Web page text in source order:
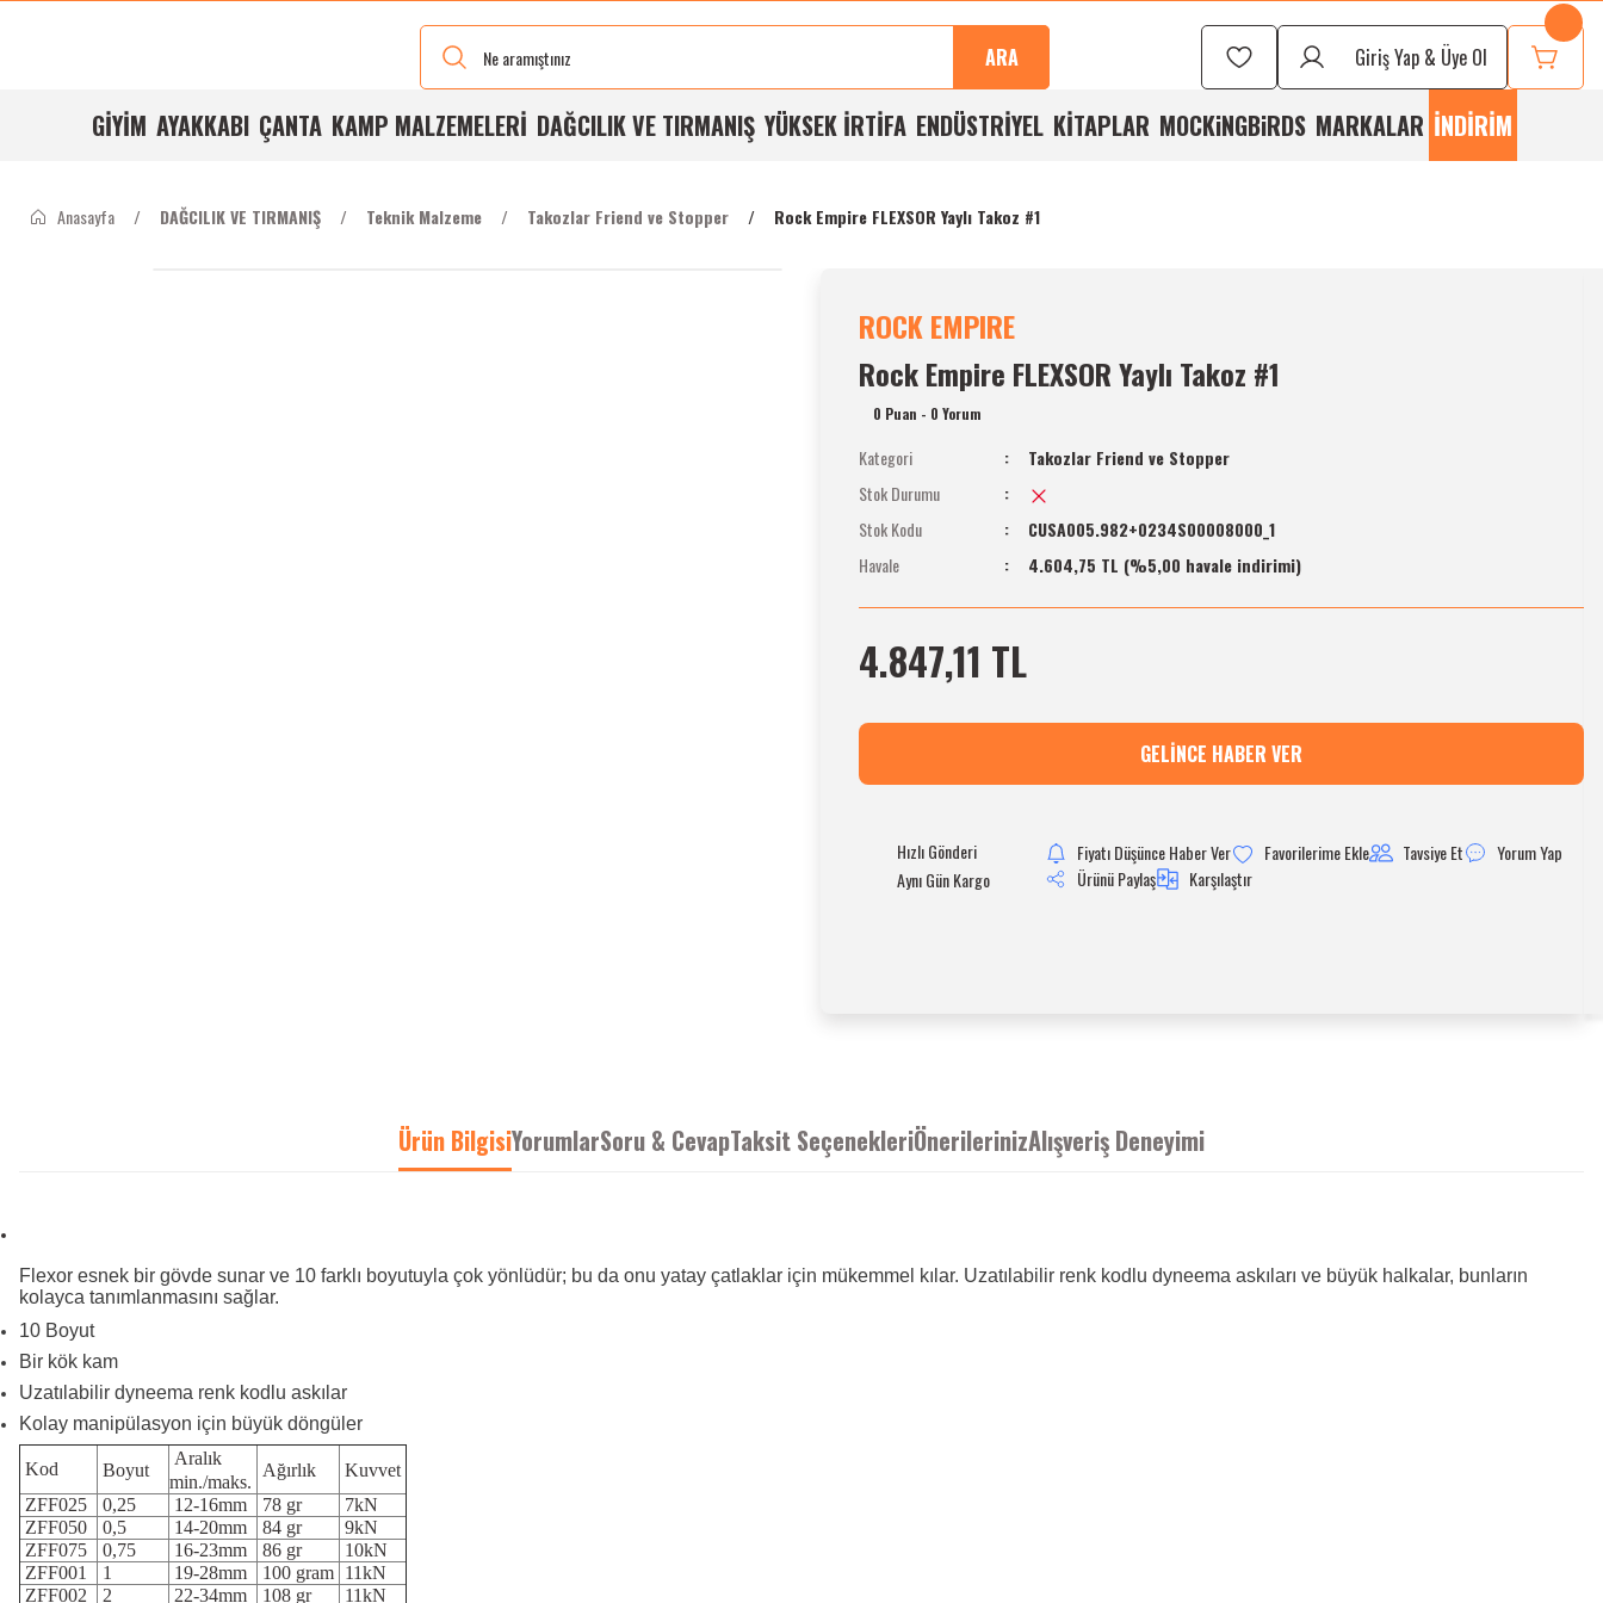
Ve Bedenleri
ile
Stoğumuzda
Buluşma
Kalite
Ücretsiz
Gün
İmkanı
ARA Giriş Yap & Üye Ol
GİYİM AYAKKABI ÇANTA KAMP MALZEMELERİ DAĞCILIK VE TIRMANIŞ YÜKSEK İRTİFA ENDÜSTRİYEL KİTAPLAR MOCKiNGBiRDS MARKALAR İNDİRİM
Anasayfa DAĞCILIK VE TIRMANIŞ Teknik Malzeme Takozlar Friend ve Stopper Rock Empire FLEXSOR Yaylı Takoz #1
ROCK EMPIRE
Rock Empire FLEXSOR Yaylı Takoz #1
0 Puan - 0 Yorum
Kategori
Takozlar Friend ve Stopper
Stok Durumu
Stok Kodu
CUSA005.982+0234S00008000_1
Havale
4.604,75 TL (%5,00 havale indirimi)
4.847,11 TL
GELINCE HABER VER
Hızlı Gönderi
Aynı Gün Kargo
Fiyatı Düşünce Haber Ver Tavsiye Et
Yorum Yap
Ürünü Paylaş
Karşılaştır
Ürün BilgisiYorumlarSoru & CevapTaksit SeçenekleriÖnerilerinizAlışveriş Deneyimi
Flexor esnek bir gövde sunar ve 10 farklı boyutuyla çok yönlüdür; bu da onu yatay çatlaklar için mükemmel kılar. Uzatılabilir renk kodlu dyneema askıları ve büyük halkalar, bunların
kolayca tanımlanmasını sağlar.
10 Boyut
Bir kök kam
Uzatılabilir dyneema renk kodlu askılar
Kolay manipülasyon için büyük döngüler
Kod Boyut
Aralık
min./maks.
Ağırlık
Kuvvet
ZFF025
0,25 12-16mm 78 gr
7kN
ZFF050
0,5 14-20mm 84 gr
9kN
ZFF075
0,75 16-23mm 86 gr
10kN
ZFF001
1 19-28mm 100 gram 11kN
ZFF002
2 22-34mm 108 gr
11kN